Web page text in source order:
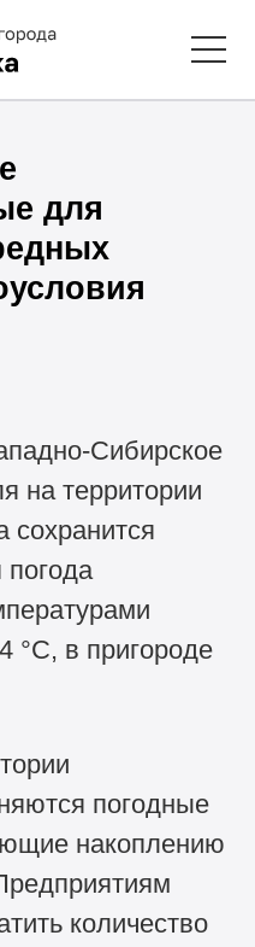
для
Сибирское
на территории
сохранится
°С, в пригороде
погодные
накоплению
количество